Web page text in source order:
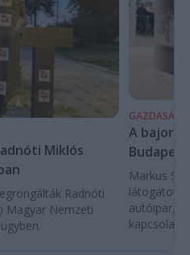
Miklós
Radnóti
Magyar Nemzeti
GAZDASÁG
A bajor
Markus
látogatott
autóipar,